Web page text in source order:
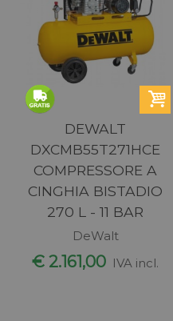
DEWALT
DXCMB55T271HCE
COMPRESSORE A
CINGHIA BISTADIO
270 L - 11 BAR
DeWalt
€ 2.161,00 IVA incl.